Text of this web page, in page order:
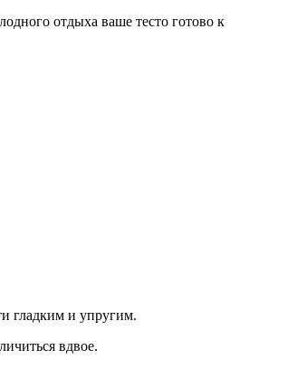
отдыха ваше тесто готово к
гладким и упругим.
вдвое.